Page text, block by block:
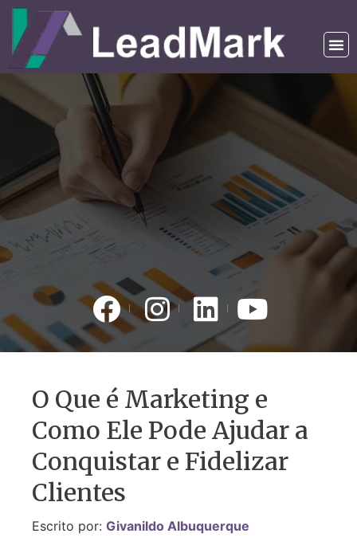
O Que é Marketing e
Como Ele Pode Ajudar a
Conquistar e Fidelizar
Clientes
Escrito por: Givanildo Albuquerque